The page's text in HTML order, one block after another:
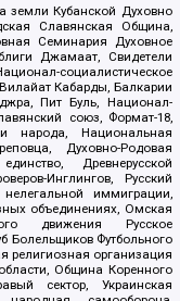
земли Кубанской Духовно
Славянская Община,
Семинария Духовное
Джамаат, Свидетели
социалистическое
Кабарды, Балкарии
Пит Буль, Национал-
союз, Формат-18,
народа, Национальная
Духовно-Родовая
Древнерусской
Инглингов, Русский
иммиграции,
объединениях, Омская
движения Русское
Болельщиков Футбольного
религиозная организация
Община Коренного
сектор, Украинская